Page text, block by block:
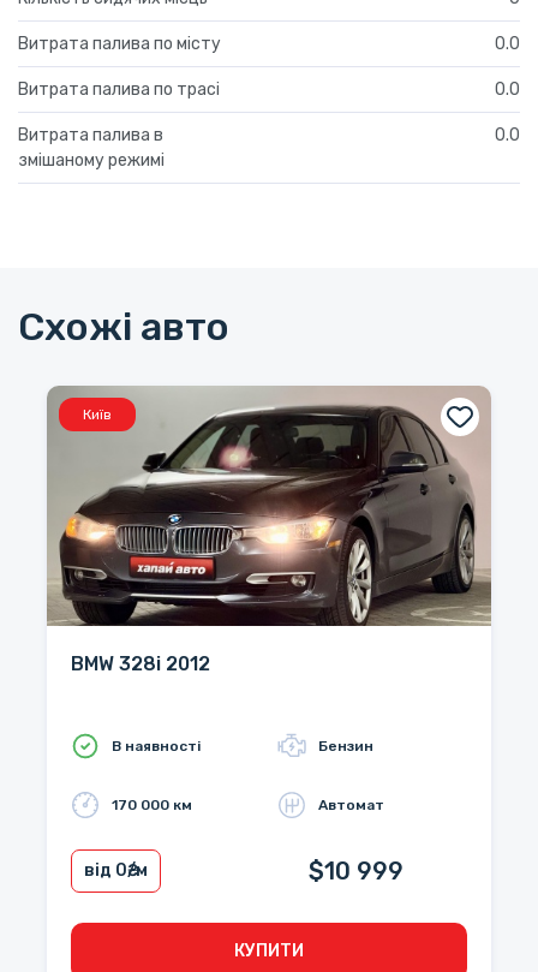
Витрата палива по місту 0.0
Витрата палива по трасі 0.0
Витрата палива в
змішаному режимі
0.0
Схожі авто
Київ
BMW 328i 2012
В наявності Бензин
170 000 км Автомат
від 0₴/м $10 999
КУПИТИ